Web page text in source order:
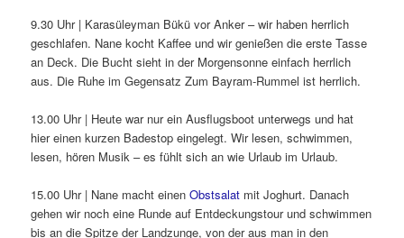
9.30 Uhr | Karasüleyman Bükü vor Anker – wir haben herrlich
geschlafen. Nane kocht Kaffee und wir genießen die erste Tasse
an Deck. Die Bucht sieht in der Morgensonne einfach herrlich
aus. Die Ruhe im Gegensatz Zum Bayram-Rummel ist herrlich.
13.00 Uhr | Heute war nur ein Ausflugsboot unterwegs und hat
hier einen kurzen Badestop eingelegt. Wir lesen, schwimmen,
lesen, hören Musik – es fühlt sich an wie Urlaub im Urlaub.
15.00 Uhr | Nane macht einenObstsalat mit Joghurt. Danach
gehen wir noch eine Runde auf Entdeckungstour und schwimmen
bis an die Spitze der Landzunge, von der aus man in den